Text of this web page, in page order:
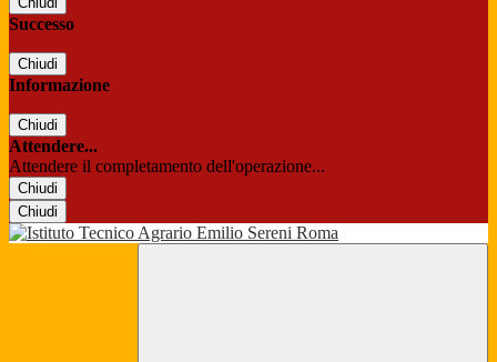
Successo
Chiudi
Informazione
Chiudi
Attendere...
Attendere il completamento dell'operazione...
Chiudi
Chiudi